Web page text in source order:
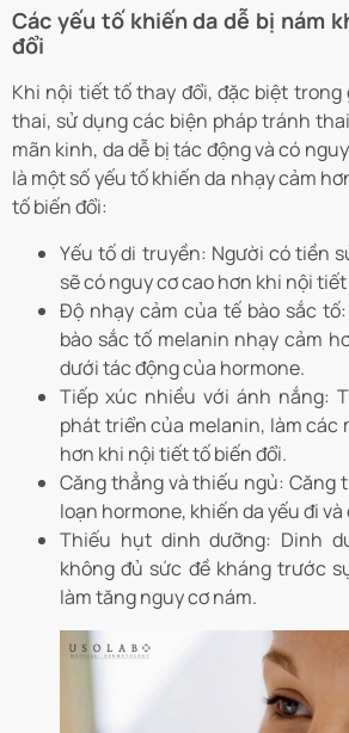
Các yếu tố khiến da dễ bị nám
đổi
Khi nội tiết tố thay đổi, đặc biệt trong
thai, sử dụng các biện pháp tránh
mãn kinh, da dễ bị tác động và có
là một số yếu tố khiến da nhạy cảm
tố biến đổi:
Yếu tố di truyền: Người có tiền
sẽ có nguy cơ cao hơn khi nội
Độ nhạy cảm của tế bào sắc tố:
bào sắc tố melanin nhạy cảm
dưới tác động của hormone.
Tiếp xúc nhiều với ánh nắng:
phát triển của melanin, làm các
hơn khi nội tiết tố biến đổi.
Căng thẳng và thiếu ngủ: Căng
loạn hormone, khiến da yếu đi và
Thiếu hụt dinh dưỡng: Dinh
không đủ sức đề kháng trước
làm tăng nguy cơ nám.